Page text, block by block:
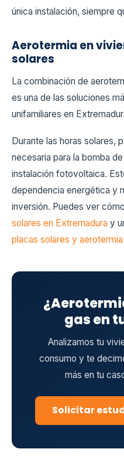
única instalación, siempre
Aerotermia en
solares
La combinación de
es una de las soluciones
unifamiliares en
Durante las horas solares,
necesaria para la bomba
instalación fotovoltaica.
dependencia energética y
inversión. Puedes ver
solares en Extremadura y
placas solares y
gas en
Analizamos tu
consumo y te
más en tu
Solicitar